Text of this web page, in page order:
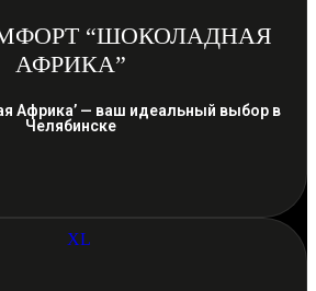
“ШОКОЛАДНАЯ
АФРИКА”
Африка’ — ваш идеальный выбор в
Челябинске